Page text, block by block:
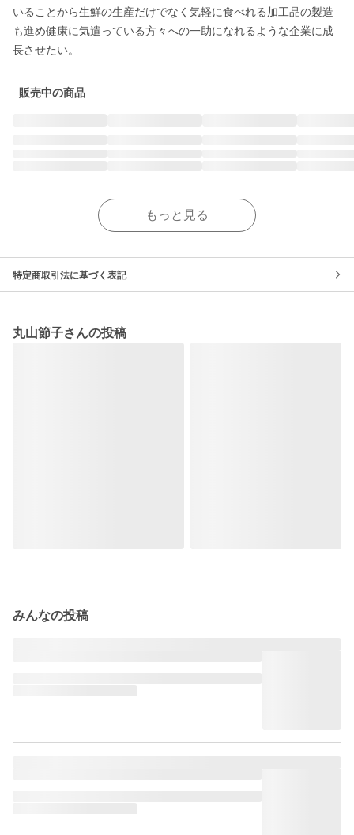
いることから生鮮の生産だけでなく気軽に食べれる加工品の製造
も進め健康に気遣っている方々への一助になれるような企業に成
販売中の商品
もっと見る
特定商取引法に基づく表記
丸山節子さんの投稿
みんなの投稿